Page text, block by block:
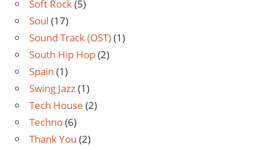
Soft Rock(5)
Soul (17)
Sound Track (OST)(1)
South Hip Hop(2)
Spain (1)
Swing Jazz(1)
Tech House (2)
Techno(6)
Thank You (2)